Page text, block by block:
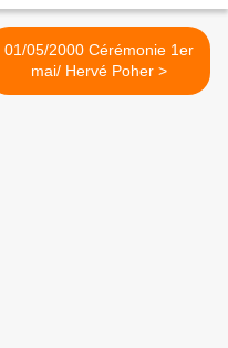
01/05/2000 Cérémonie 1er
mai/ Hervé Poher >